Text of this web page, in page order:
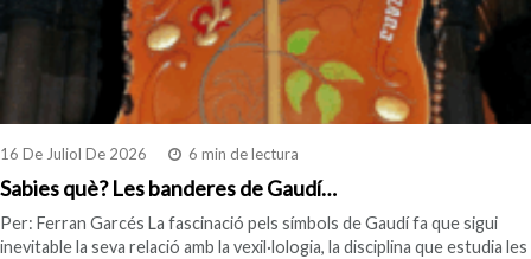
16 De Juliol De 2026 6 min de lectura
Sabies què? Les banderes de Gaudí…
Per: Ferran Garcés La fascinació pels símbols de Gaudí fa que sigui
inevitable la seva relació amb la vexil·lologia, la disciplina que estudia les